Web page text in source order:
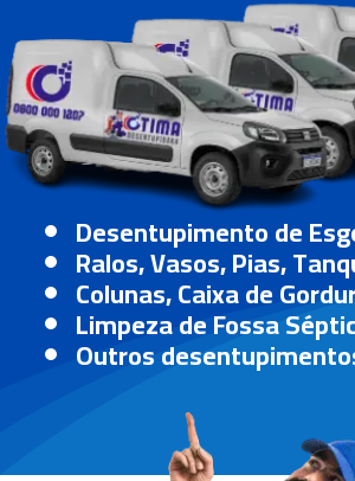
Desentupimento de
Ralos, Vasos, Pias,
Colunas, Caixa de
Limpeza de Fossa
Outros